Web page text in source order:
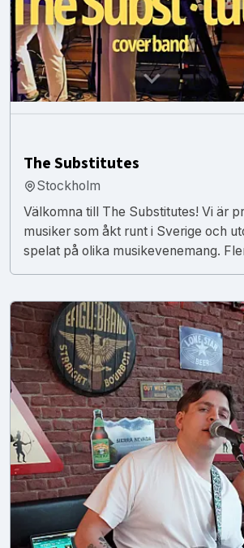
The Substitutes
Stockholm
Välkomna till The Substitutes! Vi är
musiker som åkt runt i Sverige och
spelat på olika musikevenemang.